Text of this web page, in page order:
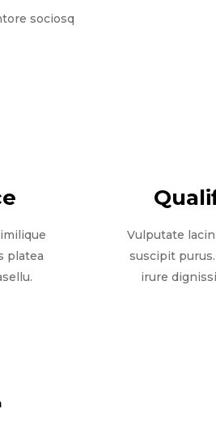
sociosq
platea
Vulputate
suscipit
irure